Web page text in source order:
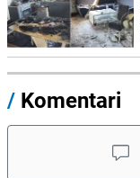
/ Komentari